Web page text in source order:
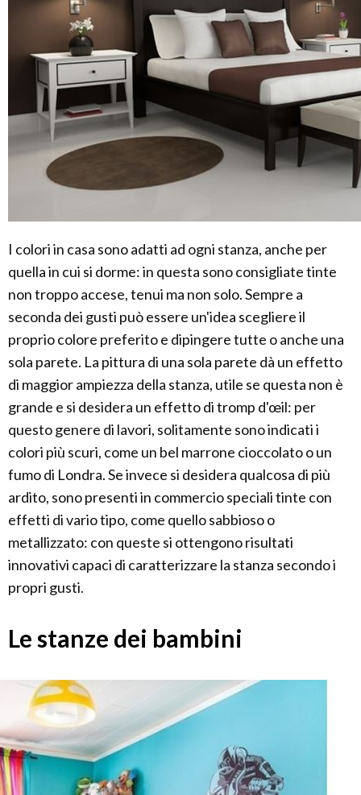
I colori in casa sono adatti ad ogni stanza, anche per
quella in cui si dorme: in questa sono consigliate tinte
non troppo accese, tenui ma non solo. Sempre a
seconda dei gusti può essere un'idea scegliere il
proprio colore preferito e dipingere tutte o anche una
sola parete. La pittura di una sola parete dà un effetto
di maggior ampiezza della stanza, utile se questa non è
grande e si desidera un effetto di tromp d'œil: per
questo genere di lavori, solitamente sono indicati i
colori più scuri, come un bel marrone cioccolato o un
fumo di Londra. Se invece si desidera qualcosa di più
ardito, sono presenti in commercio speciali tinte con
effetti di vario tipo, come quello sabbioso o
metallizzato: con queste si ottengono risultati
innovativi capaci di caratterizzare la stanza secondo i
propri gusti.
Le stanze dei bambini